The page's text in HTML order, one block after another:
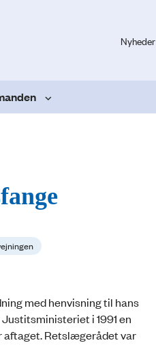
Nyheder
med henvisning til hans
i 1991 en
aftaget. Retslægerådet var